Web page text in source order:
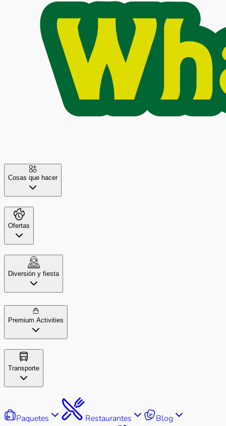
Cosas que hacer
Ofertas
Diversión y fiesta
Premium Activities
Transporte
Paquetes Restaurantes
Blog